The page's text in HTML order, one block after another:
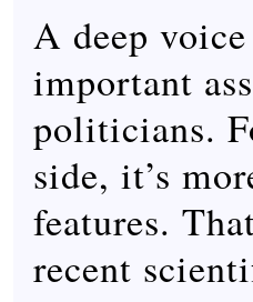
A deep
important
politicians.
side, it’s
features.
recent